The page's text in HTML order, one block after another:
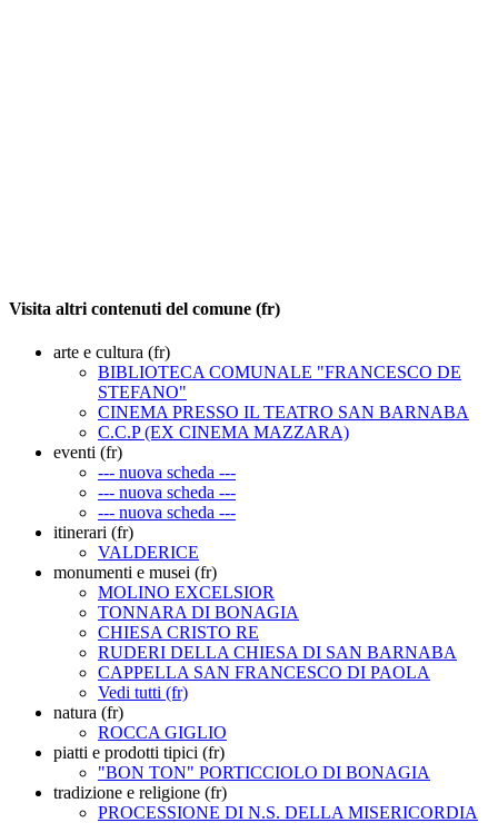
Visita altri contenuti del comune (fr)
arte e cultura (fr)
BIBLIOTECA COMUNALE "FRANCESCO DE
STEFANO"
CINEMA PRESSO IL TEATRO SAN BARNABA
C.C.P (EX CINEMA MAZZARA)
eventi (fr)
--- nuova scheda ---
--- nuova scheda ---
--- nuova scheda ---
itinerari (fr)
VALDERICE
monumenti e musei (fr)
MOLINO EXCELSIOR
TONNARA DI BONAGIA
CHIESA CRISTO RE
RUDERI DELLA CHIESA DI SAN BARNABA
CAPPELLA SAN FRANCESCO DI PAOLA
Vedi tutti (fr)
natura (fr)
ROCCA GIGLIO
piatti e prodotti tipici (fr)
"BON TON" PORTICCIOLO DI BONAGIA
tradizione e religione (fr)
PROCESSIONE DI N.S. DELLA MISERICORDIA